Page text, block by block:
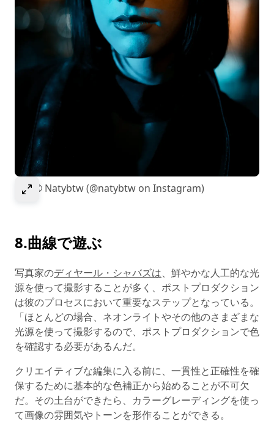
Select to expand image
画像© Natybtw (@natybtw on Instagram)
8.曲線で遊ぶ
写真家のディヤール・シャバズは、鮮やかな人工的な光
源を使って撮影することが多く、ポストプロダクション
は彼のプロセスにおいて重要なステップとなっている。
「ほとんどの場合、ネオンライトやその他のさまざまな
光源を使って撮影するので、ポストプロダクションで色
を確認する必要があるんだ。
クリエイティブな編集に入る前に、一貫性と正確性を確
保するために基本的な色補正から始めることが不可欠
だ。その土台ができたら、カラーグレーディングを使っ
て画像の雰囲気やトーンを形作ることができる。